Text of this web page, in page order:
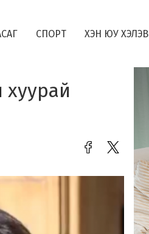
СПОРТ ХЭН ЮУ ХЭЛЭВ
хуурай